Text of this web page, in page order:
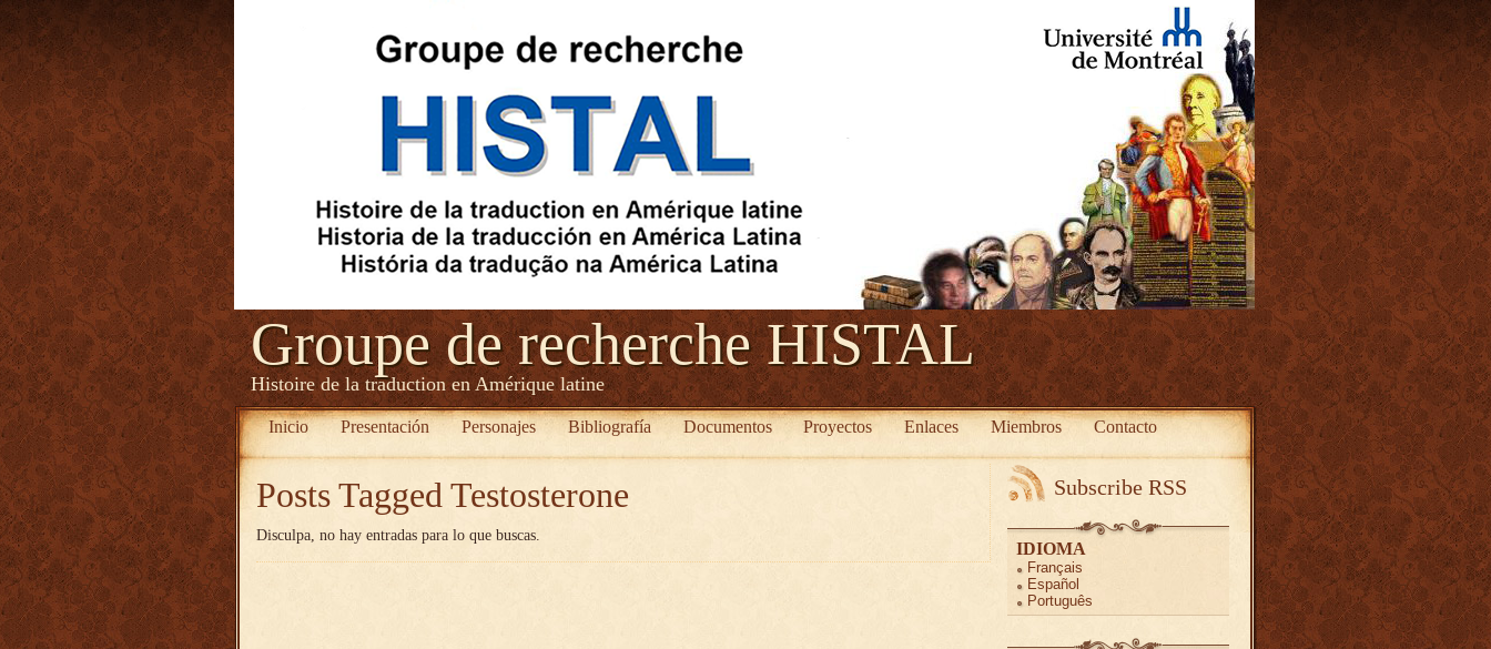
Groupe de recherche HISTAL
Histoire de la traduction en Amérique latine
Inicio Presentación Personajes Bibliografía Documentos Proyectos Enlaces Miembros Contacto
Posts Tagged Testosterone
Disculpa, no hay entradas para lo que buscas.
Subscribe RSS
IDIOMA
Français
Español
Português